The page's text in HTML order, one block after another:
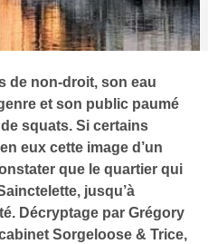
de non-droit, son eau
et son public paumé
squats. Si certains
eux cette image d’un
que le quartier qui
jusqu’à
Décryptage par Grégory
Sorgeloose & Trice,